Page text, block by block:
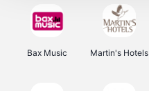
Bax Music Martin's Hotels